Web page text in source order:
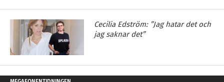
Cecilia Edström: ”Jag hatar det och
jag saknar det”